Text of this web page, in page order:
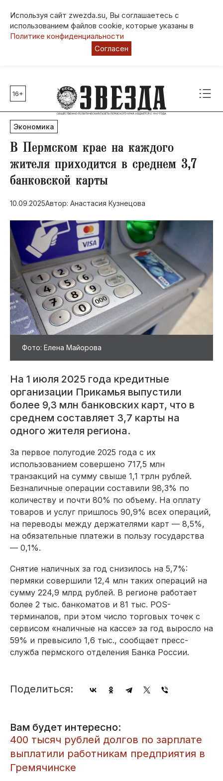
Используя сайт zwezda.su, Вы соглашаетесь с
использованием файлов cookie, которые указаны в
Политике конфиденциальности
Согласен
Главные темы
80 лет Победы
Молодежная столица РФ
СВО
Социальная поддержка
Инфраструктура
Благоустройство
16+
Экономика
​В Пермском крае на каждого
жителя приходится в среднем 3,7
банковской карты
10.09.2025Автор: Анастасия Кузнецова
Фото: Елена Майорова
На 1 июля 2025 года кредитные
организации Прикамья выпустили
более 9,3 млн банковских карт, что в
среднем составляет 3,7 карты на
одного жителя региона.
За первое полугодие 2025 года с их
использованием совершено 717,5 млн
транзакций на сумму свыше 1,1 трлн рублей.
Безналичные операции составили 98,3% по
количеству и почти 80% по объему. На оплату
товаров и услуг пришлось 90,9% всех операций,
на переводы между держателями карт — 8,5%,
на обязательные платежи в пользу государства
— 0,1%.
Снятие наличных за год снизилось на 5,7%:
пермяки совершили 12,4 млн таких операций на
сумму 224,9 млрд рублей. В регионе работает
более 2 тыс. банкоматов и 81 тыс. POS-
терминалов, при этом число торговых точек с
сервисом «наличные на кассе» за год выросло на
59% и превысило 1,6 тыс., сообщает пресс-
служба пермского отделения Банка России.
Поделиться:
Вам будет интересно:
400 тысяч рублей долгов по зарплате
выплатили работникам предприятия в
Гремячинске